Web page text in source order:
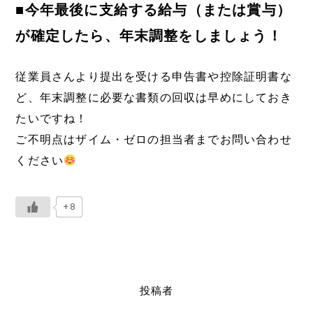
■今年最後に支給する給与（または賞与）
が確定したら、年末調整をしましょう！
従業員さんより提出を受ける申告書や控除証明書な
ど、年末調整に必要な書類の回収は早めにしておき
たいですね！
ご不明点はザイム・ゼロの担当者までお問い合わせ
ください
+8
投稿者